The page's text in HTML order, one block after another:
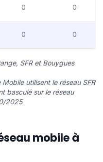
0 0
0 0
SFR et Bouygues
utilisent le réseau SFR
basculé sur le réseau
2025
mobile à